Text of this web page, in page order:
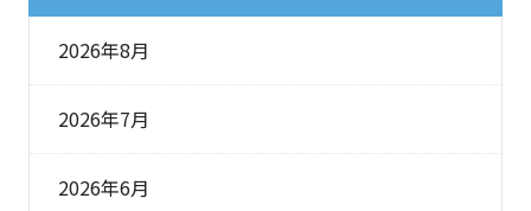
2026年8月
2026年7月
2026年6月